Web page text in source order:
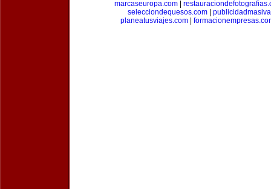
marcaseuropa.com|
selecciondequesos.com
planeatusviajes.com